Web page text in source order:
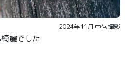
2024年11月 中旬撮影
麗でした